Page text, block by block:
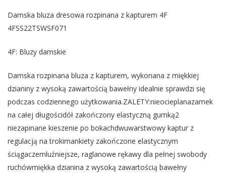
Damska bluza dresowa rozpinana z kapturem 4F
4FSS22TSWSF071
4F: Bluzy damskie
Damska rozpinana bluza z kapturem, wykonana z miękkiej
dzianiny z wysoką zawartością bawełny idealnie sprawdzi się
podczas codziennego użytkowania.ZALETY:nieocieplanazamek
na całej długościdół zakończony elastyczną gumką2
niezapinane kieszenie po bokachdwuwarstwowy kaptur z
regulacją na trokimankiety zakończone elastycznym
ściągaczemluźniejsze, raglanowe rękawy dla pełnej swobody
ruchówmiękka dzianina z wysoką zawartością bawełny